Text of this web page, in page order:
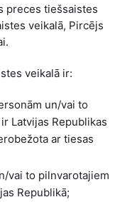
preces tiešsaistes
veikalā, Pircējs
veikalā ir:
un/vai to
Latvijas Republikas
ar tiesas
vai to pilnvarotajiem
Republikā;